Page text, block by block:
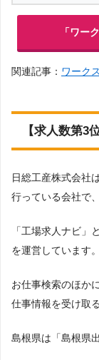
「ワー
関連記事： ワーク
【求人数第3
日総工産株式会社
行っている会社で
「工場求人ナビ」
を運営しています。
お仕事検索のほか
仕事情報を受け取
島根県は「島根県